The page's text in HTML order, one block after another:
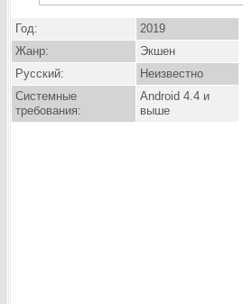
Год:
2019
Жанр:
Экшен
Русский:
Неизвестно
Системные
требования:
Android 4.4 и
выше